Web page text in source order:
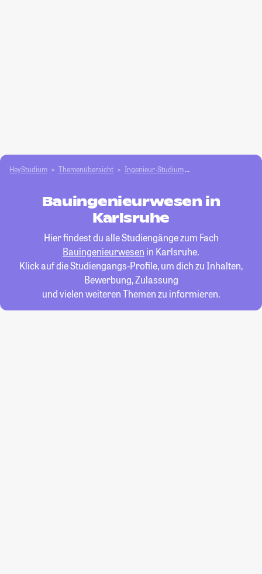
HeyStudium Themenübersicht Ingenieur-Studium
Bauingenieurwesen in
Karlsruhe
Hier findest du alle Studiengänge zum Fach
Bauingenieurwesen in Karlsruhe.
Klick auf die Studiengangs-Profile, um dich zu Inhalten,
Bewerbung, Zulassung
und vielen weiteren Themen zu informieren.